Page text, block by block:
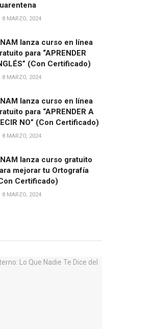
8 MARZO, 2024
lanza curso en línea
para “APRENDER
(Con Certificado)
8 MARZO, 2024
lanza curso en línea
para “APRENDER A
NO” (Con Certificado)
8 MARZO, 2024
lanza curso gratuito
mejorar tu Ortografía
Certificado)
8 MARZO, 2024